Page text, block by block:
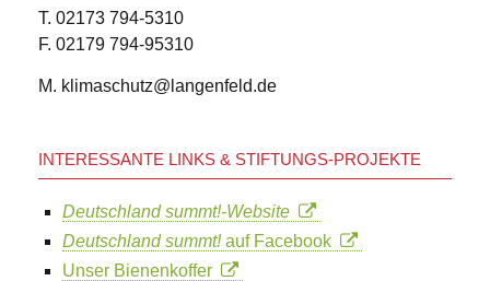
T. 02173 794-5310
F. 02179 794-95310
M. klimaschutz@langenfeld.de
INTERESSANTE LINKS & STIFTUNGS-PROJEKTE
Deutschland summt!-Website
Deutschland summt!auf Facebook
Unser Bienenkoffer